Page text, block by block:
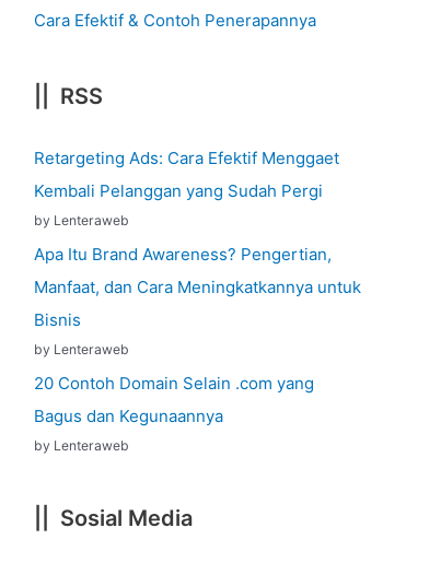
Cara Efektif & Contoh Penerapannya
|| RSS
Retargeting Ads: Cara Efektif Menggaet
Kembali Pelanggan yang Sudah Pergi
by Lenteraweb
Apa Itu Brand Awareness? Pengertian,
Manfaat, dan Cara Meningkatkannya untuk
Bisnis
by Lenteraweb
20 Contoh Domain Selain .com yang
Bagus dan Kegunaannya
by Lenteraweb
|| Sosial Media